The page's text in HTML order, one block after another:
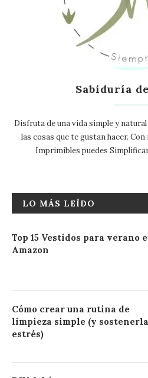
Sabiduría
Disfruta de una vida simple y
las cosas que te gustan hacer.
Imprimibles puedes
LO MÁS LEÍDO
Top 15 Vestidos para verano
Amazon
Cómo crear una rutina de
limpieza simple (y
estrés)